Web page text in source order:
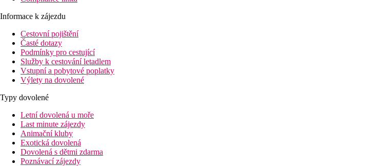
Informace k zájezdu
Cestovní pojištění
Časté dotazy
Podmínky pro cestující
Služby k cestování letadlem
Vstupní a pobytové poplatky
Výlety na dovolené
Typy dovolené
Letní dovolená u moře
Last minute zájezdy
Animační kluby
Exotická dovolená
Dovolená s dětmi zdarma
Poznávací zájezdy